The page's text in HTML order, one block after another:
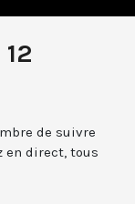
de suivre
en direct, tous